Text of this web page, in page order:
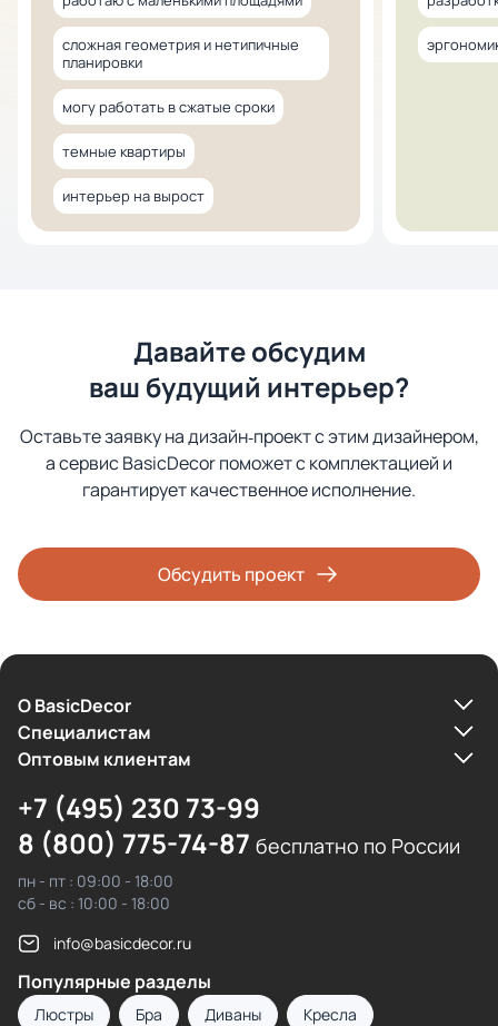
сложная геометрия и нетипичные
планировки
могу работать в сжатые сроки
темные квартиры
интерьер на вырост
Давайте обсудим
ваш будущий интерьер?
Оставьте заявку на дизайн‑проект с этим дизайнером,
а сервис BasicDecor поможет с комплектацией и
гарантирует качественное исполнение.
Обсудить проект
О BasicDecor
Cпециалистам
Оптовым клиентам
+7 (495) 230 73-99
8 (800) 775-74-87 бесплатно по России
пн - пт : 09:00 - 18:00
сб - вс : 10:00 - 18:00
info@basicdecor.ru
Популярные разделы
Люстры Бра Диваны Кресла